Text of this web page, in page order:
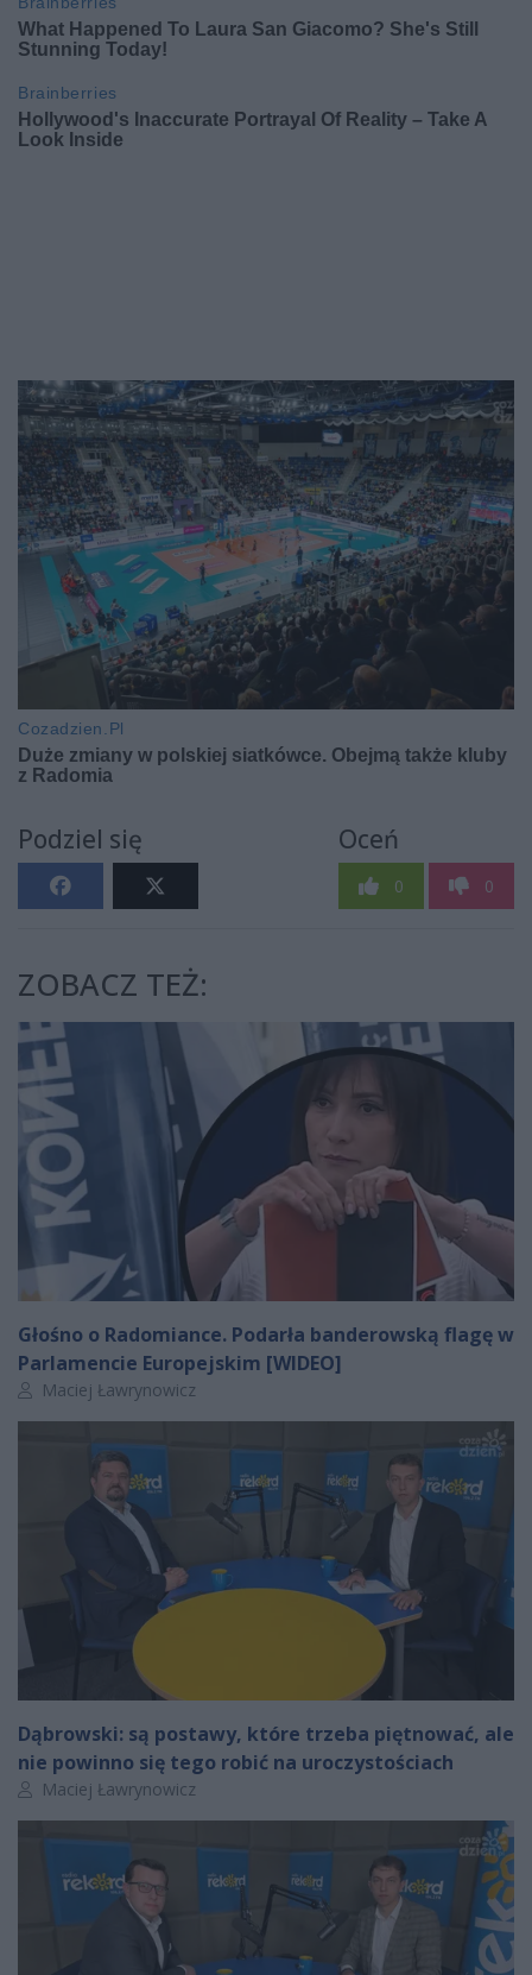
Podziel się Oceń
0 0
ZOBACZ TEŻ:
Głośno o Radomiance. Podarła banderowską flagę w
Parlamencie Europejskim [WIDEO]
Autor artykułu:
Maciej Ławrynowicz
Dąbrowski: są postawy, które trzeba piętnować, ale
nie powinno się tego robić na uroczystościach
Autor artykułu:
Maciej Ławrynowicz